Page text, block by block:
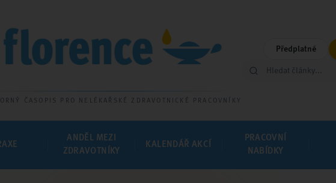
ČASOPIS PRO NELÉKAŘSKÉ ZDRAVOTNICKÉ PRACOVNÍKY
Předplatné
ANDĚL MEZI
ZDRAVOTNÍKY
KALENDÁŘ AKCÍ
PRACOVNÍ
NABÍDKY